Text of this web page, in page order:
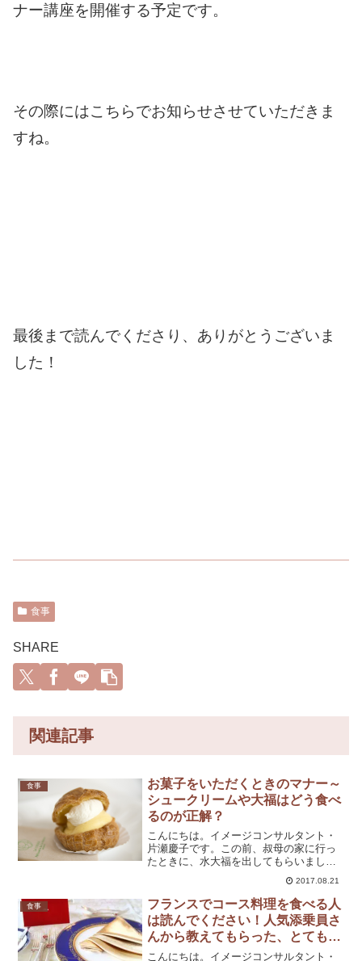
ナー講座を開催する予定です。
その際にはこちらでお知らせさせていただきま
すね。
最後まで読んでくださり、ありがとうございま
した！
食事
SHARE
関連記事
食事
お菓子をいただくときのマナー～
シュークリームや大福はどう食べ
るのが正解？
こんにちは。イメージコンサルタント・
片瀬慶子です。この前、叔母の家に行っ
たときに、水大福を出してもらいまし
た。水大福は大好きなのですが、訪問先
で出されると、少し困ってしまいますよ
ね…他にも、シュークリームや黄な粉が
まぶしてあるお餅も食べにく...
2017.08.21
食事
フランスでコース料理を食べる人
は読んでください！人気添乗員さ
んから教えてもらった、とても細
かいフレンチマナーとは？
こんにちは。イメージコンサルタント・